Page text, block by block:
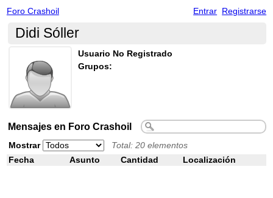
Foro Crashoil Entrar Registrarse
Didi Sóller
Usuario No Registrado
Grupos:
Mensajes en Foro Crashoil
Mostrar
Total: 20 elementos
Fecha
Asunto Cantidad Localización